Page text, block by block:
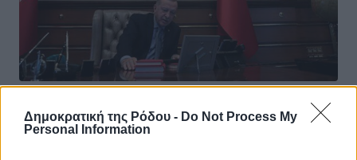
Δημοκρατική της Ρόδου - Do Not Process My
Personal Information
Προς νέα ανατροπή των ισορροπιών
στην Ανατολική Μεσόγειο-Του Γαβριήλ